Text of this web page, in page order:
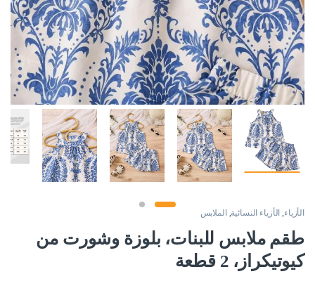
الأزياء, الأزياء النسائية, الملابس
طقم ملابس للبنات، بلوزة وشورت من
كيوتيكراز، 2 قطعة